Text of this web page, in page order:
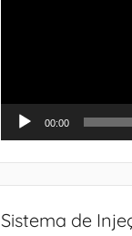
00:00
Sistema de